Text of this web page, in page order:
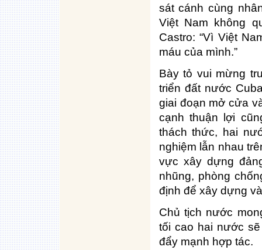
sát cánh cùng
Việt Nam không
Castro: “Vì Việt
máu của mình.”
Bày tỏ vui mừng
triển đất nước
giai đoạn mở cửa
cạnh thuận lợi
thách thức, hai
nghiệm lẫn nhau
vực xây dựng
nhũng, phòng
định để xây dựng
Chủ tịch nước
tối cao hai nước
đẩy mạnh hợp tác.